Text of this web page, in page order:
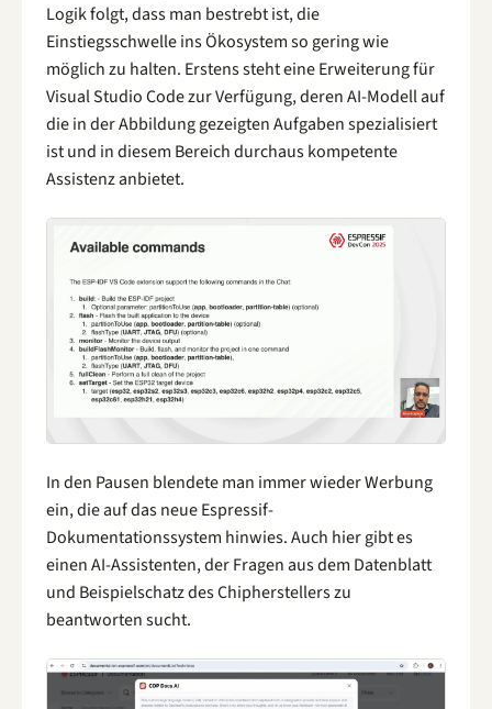
Logik folgt, dass man bestrebt ist, die
Einstiegsschwelle ins Ökosystem so gering wie
möglich zu halten. Erstens steht eine Erweiterung für
Visual Studio Code zur Verfügung, deren AI-Modell auf
die in der Abbildung gezeigten Aufgaben spezialisiert
ist und in diesem Bereich durchaus kompetente
Assistenz anbietet.
In den Pausen blendete man immer wieder Werbung
ein, die auf das neue Espressif-
Dokumentationssystem hinwies. Auch hier gibt es
einen AI-Assistenten, der Fragen aus dem Datenblatt
und Beispielschatz des Chipherstellers zu
beantworten sucht.